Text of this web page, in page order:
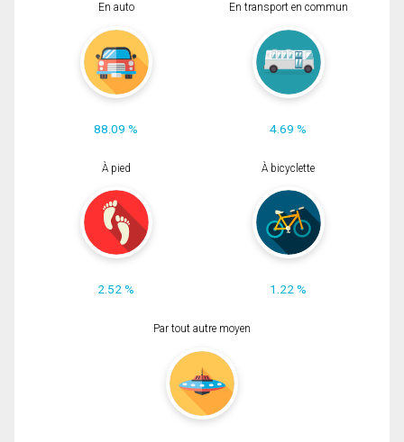
En auto
88.09 %
En transport en commun
4.69 %
À pied
2.52 %
À bicyclette
1.22 %
Par tout autre moyen